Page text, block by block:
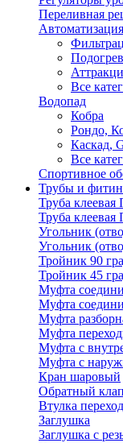
Переливная
Подогрев
Все
Водопад
Кобра
Рондо,
Каскад,
Все
Спортивное
Трубы и
Труба
Труба
Угольник
Угольник
Тройник 90
Тройник 45
Муфта
Муфта
Муфта
Муфта
Муфта с
Муфта с
Кран шаровый
Обратный
Втулка
Заглушка
Заглушка с